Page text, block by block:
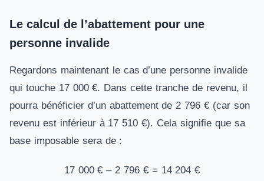
Le calcul de l’abattement pour une
personne invalide
Regardons maintenant le cas d’une personne invalide
qui touche 17 000 €. Dans cette tranche de revenu, il
pourra bénéficier d’un abattement de 2 796 € (car son
revenu est inférieur à 17 510 €). Cela signifie que sa
base imposable sera de :
17 000 € – 2 796 € = 14 204 €